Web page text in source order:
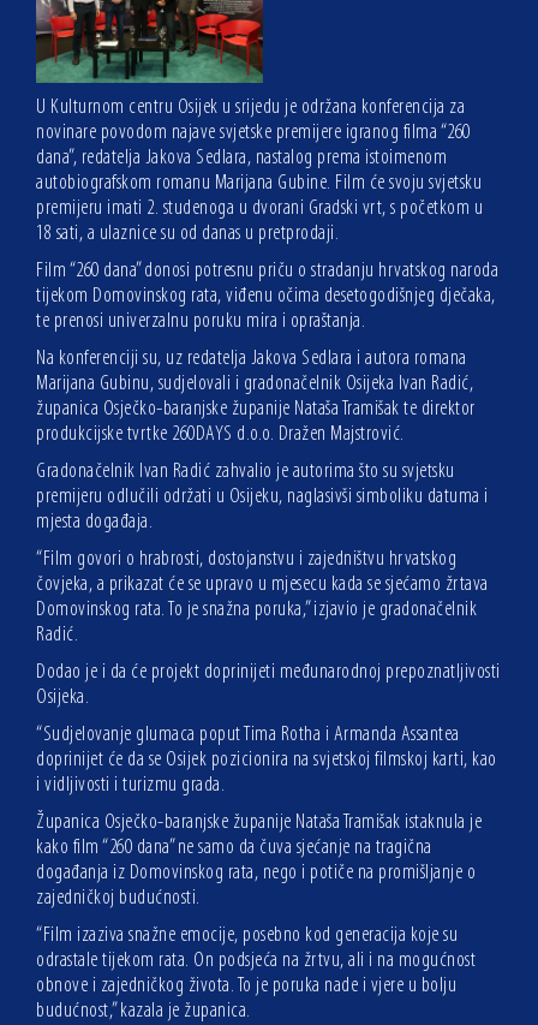
U Kulturnom centru Osijek u srijedu je održana konferencija za
novinare povodom najave svjetske premijere igranog filma “260
dana”, redatelja Jakova Sedlara, nastalog prema istoimenom
autobiografskom romanu Marijana Gubine. Film će svoju svjetsku
premijeru imati 2. studenoga u dvorani Gradski vrt, s početkom u
18 sati, a ulaznice su od danas u pretprodaji.
Film “260 dana” donosi potresnu priču o stradanju hrvatskog naroda
tijekom Domovinskog rata, viđenu očima desetogodišnjeg dječaka,
te prenosi univerzalnu poruku mira i opraštanja.
Na konferenciji su, uz redatelja Jakova Sedlara i autora romana
Marijana Gubinu, sudjelovali i gradonačelnik Osijeka Ivan Radić,
županica Osječko-baranjske županije Nataša Tramišak te direktor
produkcijske tvrtke 260DAYS d.o.o. Dražen Majstrović.
Gradonačelnik Ivan Radić zahvalio je autorima što su svjetsku
premijeru odlučili održati u Osijeku, naglasivši simboliku datuma i
mjesta događaja.
“Film govori o hrabrosti, dostojanstvu i zajedništvu hrvatskog
čovjeka, a prikazat će se upravo u mjesecu kada se sjećamo žrtava
Domovinskog rata. To je snažna poruka,” izjavio je gradonačelnik
Radić.
Dodao je i da će projekt doprinijeti međunarodnoj prepoznatljivosti
Osijeka.
“Sudjelovanje glumaca poput Tima Rotha i Armanda Assantea
doprinijet će da se Osijek pozicionira na svjetskoj filmskoj karti, kao
i vidljivosti i turizmu grada.
Županica Osječko-baranjske županije Nataša Tramišak istaknula je
kako film “260 dana” ne samo da čuva sjećanje na tragična
događanja iz Domovinskog rata, nego i potiče na promišljanje o
zajedničkoj budućnosti.
“Film izaziva snažne emocije, posebno kod generacija koje su
odrastale tijekom rata. On podsjeća na žrtvu, ali i na mogućnost
obnove i zajedničkog života. To je poruka nade i vjere u bolju
budućnost,” kazala je županica.